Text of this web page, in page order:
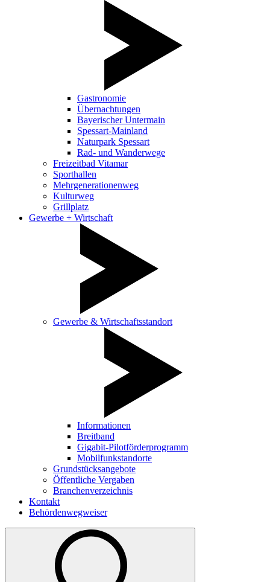
Gastronomie
Übernachtungen
Bayerischer Untermain
Spessart-Mainland
Naturpark Spessart
Rad- und Wanderwege
Freizeitbad Vitamar
Sporthallen
Mehrgenerationenweg
Kulturweg
Grillplatz
Gewerbe + Wirtschaft
Gewerbe & Wirtschaftsstandort
Informationen
Breitband
Gigabit-Pilotförderprogramm
Mobilfunkstandorte
Grundstücksangebote
Öffentliche Vergaben
Branchenverzeichnis
Kontakt
Behördenwegweiser